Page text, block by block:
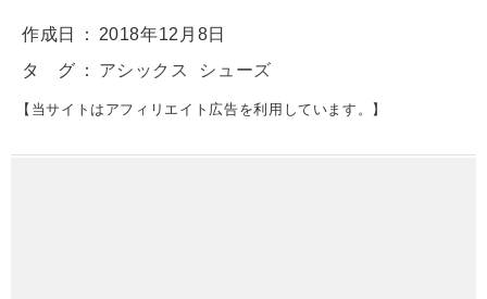
作成日
2018年12月8日
タ グ
アシックス シューズ
【当サイトはアフィリエイト広告を利用しています。】